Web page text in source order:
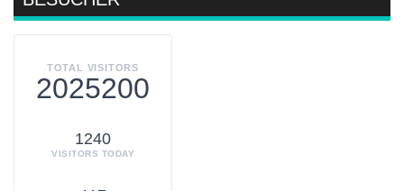
TOTAL VISITORS
2025200
1240
VISITORS TODAY